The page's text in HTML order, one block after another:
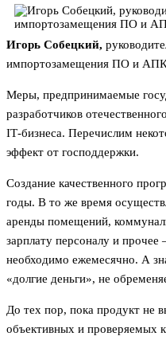
Игорь Собецкий,
импортозамещения ПО и
Меры, предпринимаемые
разработчиков
IТ-бизнеса. Перечислим
эффект от господдержки.
Создание качественного
годы. В то же время
аренды помещений,
зарплату персоналу и
необходимо ежемесячно. А
«долгие деньги», не
До тех пор, пока продукт не
объективных и проверяемых